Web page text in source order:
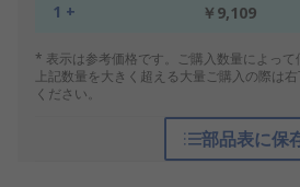
1 + ￥9,109
* 表示は参考価格です。ご購入数量によって
上記数量を大きく超える大量ご購入の際は
ください。
部品表に保